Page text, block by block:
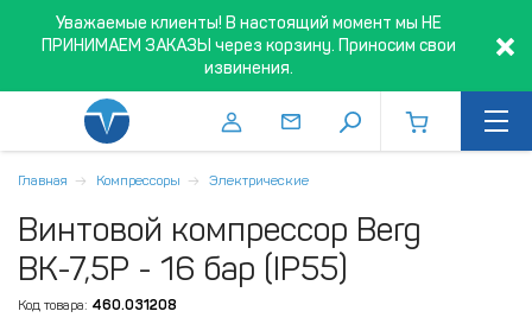
Уважаемые клиенты! В настоящий момент мы НЕ
ПРИНИМАЕМ ЗАКАЗЫ через корзину. Приносим свои
извинения.
Главная Компрессоры Электрические
Винтовой компрессор Berg
ВК-7,5Р - 16 бар (IP55)
Код товара: 460.031208